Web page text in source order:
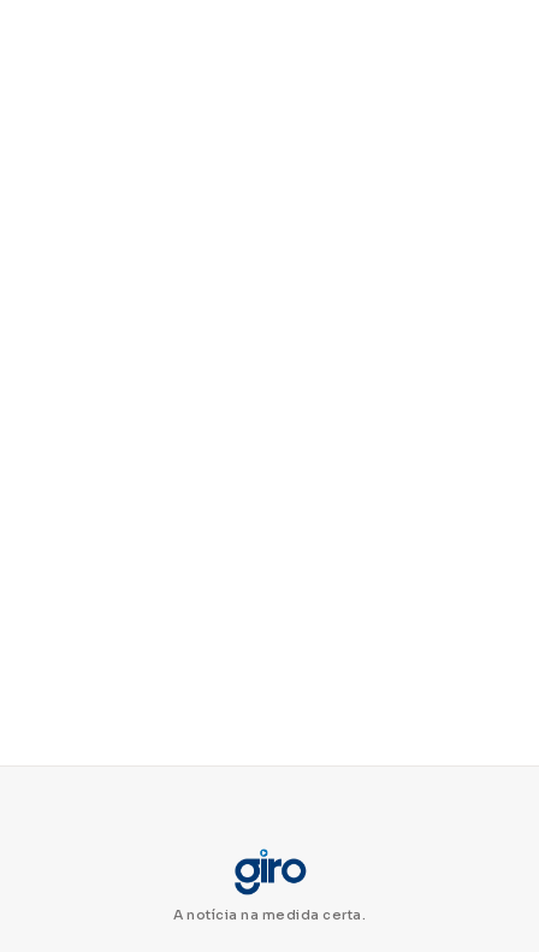
A notícia na medida certa.